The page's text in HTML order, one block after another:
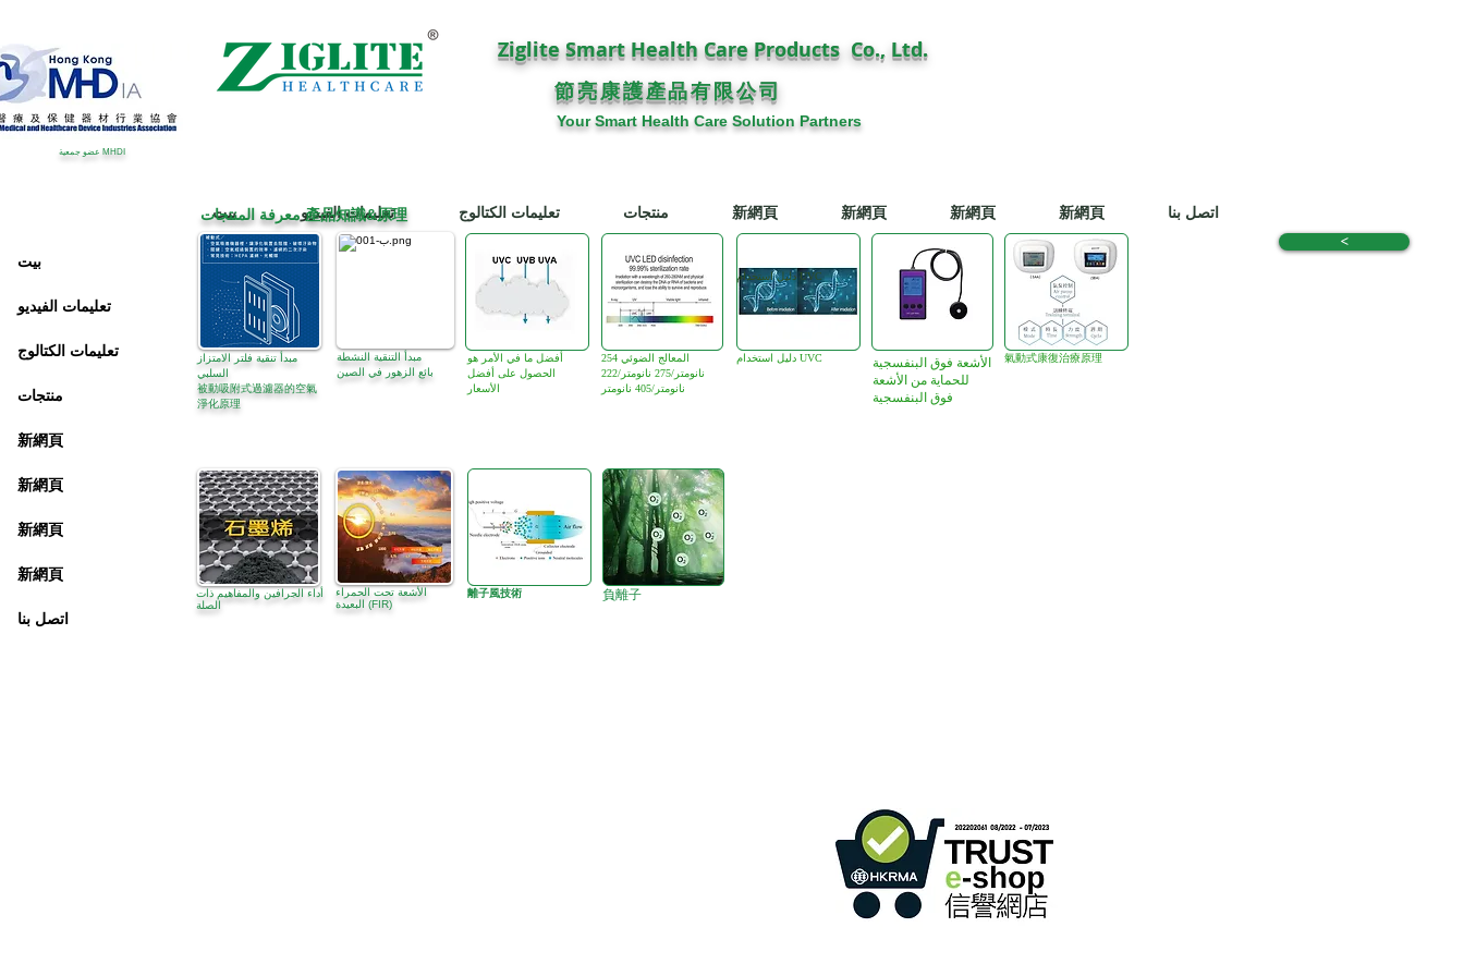
عضو جمعية MHDI
Ziglite Smart Health Care Products Co., Ltd.
節亮康護產品有限公司
Your Smart Health Care Solution Partners
بيت تعليمات الفيديو تعليمات الكتالوج منتجات 新網頁 新網頁 新網頁 新網頁 اتصل بنا معرفة المنتجات 產品知識&原理
أفضل ما في الأمر هو
الحصول على أفضل
الأسعار
المعالج الضوئي 254
نانومتر/275 نانومتر/222
نانومتر/405 نانومتر
مبدأ تنقية فلتر الامتزاز
السلبي
被動吸附式過濾器的空氣
淨化原理
مبدأ التنقية النشطة
بائع الزهور في الصين
دليل استخدام UVC
دليل استخدام UVC
الأشعة فوق البنفسجية
للحماية من الأشعة
فوق البنفسجية
氣動式康復治療原理
أداء الجرافين والمفاهيم ذات
الصلة
الأشعة تحت الحمراء
البعيدة (FIR)
離子風技術 負離子
<
بيت
تعليمات الفيديو
تعليمات الكتالوج
منتجات
新網頁
新網頁
新網頁
新網頁
اتصل بنا